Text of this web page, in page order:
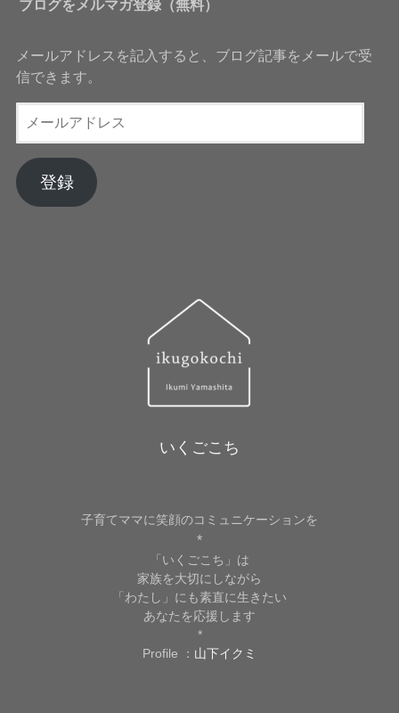
ブログをメルマガ登録（無料）
メールアドレスを記入すると、ブログ記事をメールで受
信できます。
ー
ア
ド
登録
いくごこち
子育てママに笑顔のコミュニケーションを
*
「いくごこち」は
家族を大切にしながら
「わたし」にも素直に生きたい
あなたを応援します
*
Profile ： 山下イクミ